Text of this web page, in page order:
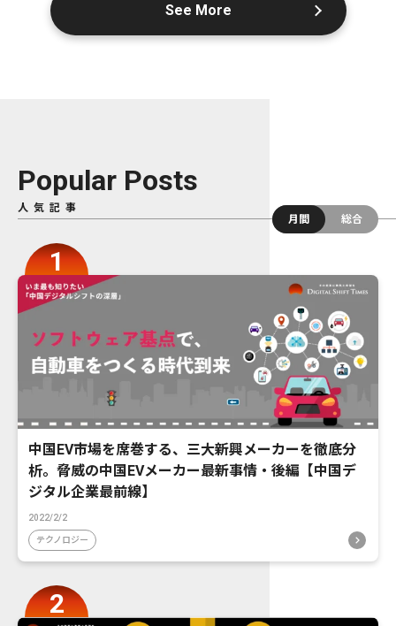
See More
Popular Posts
人気記事
月間
総合
中国EV市場を席巻する、三大新興メーカーを徹底分
析。脅威の中国EVメーカー最新事情・後編【中国デ
ジタル企業最前線】
2022/2/2
テクノロジー